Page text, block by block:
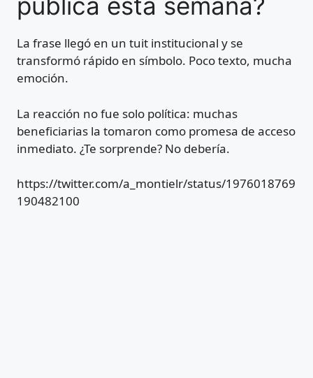
La frase llegó en un tuit institucional y se
transformó rápido en símbolo. Poco texto, mucha
emoción.
La reacción no fue solo política: muchas
beneficiarias la tomaron como promesa de acceso
inmediato. ¿Te sorprende? No debería.
https://twitter.com/a_montielr/status/1976018769
190482100